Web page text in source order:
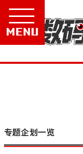
专题企划一览